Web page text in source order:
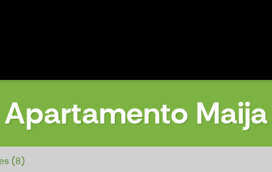
Apartamento Maija
(8)